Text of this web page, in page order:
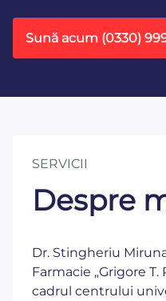
Sună acum (0330)
SERVICII
Despre
Dr. Stingheriu
Farmacie „Grigore
cadrul centrului